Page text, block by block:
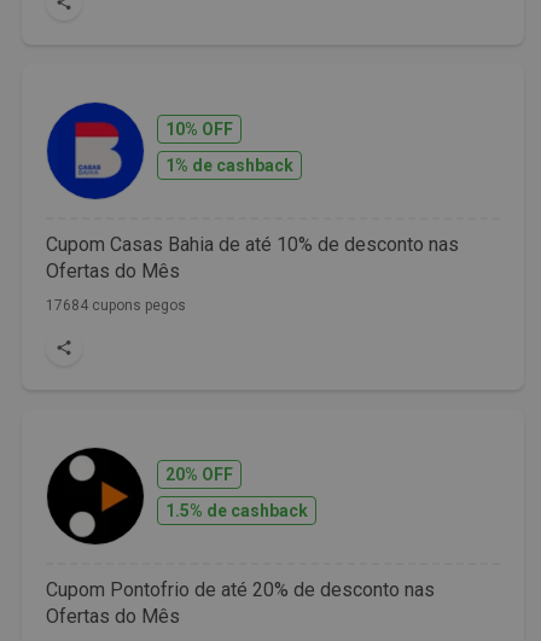
10% OFF
1% de cashback
Cupom Casas Bahia de até 10% de desconto nas
Ofertas do Mês
17684 cupons pegos
20% OFF
1.5% de cashback
Cupom Pontofrio de até 20% de desconto nas
Ofertas do Mês